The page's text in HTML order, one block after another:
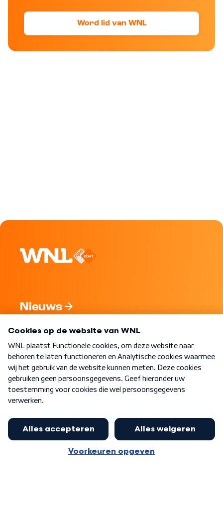
Word lid van WNL
Nieuws
Nieuwsbrief
Word Lid